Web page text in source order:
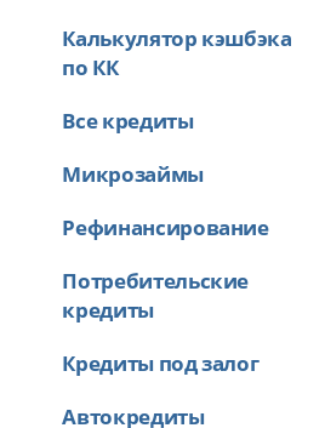
Калькулятор кэшбэка
по КК
Все кредиты
Микрозаймы
Рефинансирование
Потребительские
кредиты
Кредиты под залог
Автокредиты